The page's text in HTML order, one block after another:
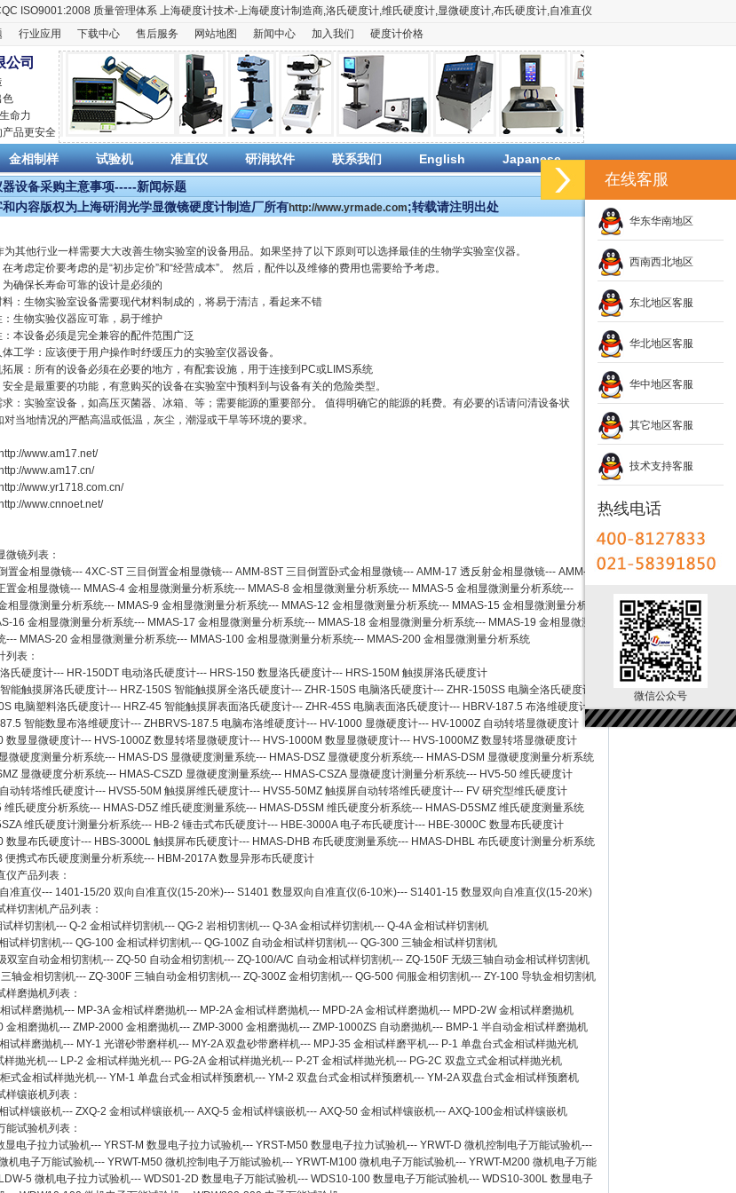
ISO9001:2008 质量管理体系 上海硬度计技术-上海硬度计制造商,洛氏硬度计,维氏硬度计,显微硬度计,布氏硬度计,自准直仪
行业应用 下载中心 售后服务 网站地图 新闻中心 加入我们 硬度计价格
公司
色
命力
产品更安全
金相制样 试验机 准直仪 研润软件 联系我们 English Japanese
设备采购主意事项-----新闻标题
内容版权为上海研润光学显微镜硬度计制造厂所有http://www.yrmade.com;转载请注明出处
为其他行业一样需要大大改善生物实验室的设备用品。如果坚持了以下原则可以选择最佳的生物学实验室仪器。
考虑定价要考虑的是“初步定价”和“经营成本”。 然后，配件以及维修的费用也需要给予考虑。
为确保长寿命可靠的设计是必须的
料：生物实验室设备需要现代材料制成的，将易于清洁，看起来不错
：生物实验仪器应可靠，易于维护
：本设备必须是完全兼容的配件范围广泛
体工学：应该便于用户操作时纾缓压力的实验室仪器设备。
拓展：所有的设备必须在必要的地方，有配套设施，用于连接到PC或LIMS系统
安全是最重要的功能，有意购买的设备在实验室中预料到与设备有关的危险类型。
求：实验室设备，如高压灭菌器、冰箱、等；需要能源的重要部分。 值得明确它的能源的耗费。有必要的话请问清设备状
对当地情况的严酷高温或低温，灰尘，潮湿或干旱等环境的要求。
http://www.am17.net/
http://www.am17.cn/
http://www.yr1718.com.cn/
http://www.cnnoet.net/
微镜列表：
置金相显微镜--- 4XC-ST 三目倒置金相显微镜--- AMM-8ST 三目倒置卧式金相显微镜--- AMM-17 透反射金相显微镜--- AMM-
置金相显微镜--- MMAS-4 金相显微测量分析系统--- MMAS-8 金相显微测量分析系统--- MMAS-5 金相显微测量分析系统---
相显微测量分析系统--- MMAS-9 金相显微测量分析系统--- MMAS-12 金相显微测量分析系统--- MMAS-15 金相显微测量分析系
16 金相显微测量分析系统--- MMAS-17 金相显微测量分析系统--- MMAS-18 金相显微测量分析系统--- MMAS-19 金相显微测
--- MMAS-20 金相显微测量分析系统--- MMAS-100 金相显微测量分析系统--- MMAS-200 金相显微测量分析系统
列表：
氏硬度计--- HR-150DT 电动洛氏硬度计--- HRS-150 数显洛氏硬度计--- HRS-150M 触摸屏洛氏硬度计
能触摸屏洛氏硬度计--- HRZ-150S 智能触摸屏全洛氏硬度计--- ZHR-150S 电脑洛氏硬度计--- ZHR-150SS 电脑全洛氏硬度计
电脑塑料洛氏硬度计--- HRZ-45 智能触摸屏表面洛氏硬度计--- ZHR-45S 电脑表面洛氏硬度计--- HBRV-187.5 布洛维硬度计
智能数显布洛维硬度计--- ZHBRVS-187.5 电脑布洛维硬度计--- HV-1000 显微硬度计--- HV-1000Z 自动转塔显微硬度计
数显显微硬度计--- HVS-1000Z 数显转塔显微硬度计--- HVS-1000M 数显显微硬度计--- HVS-1000MZ 数显转塔显微硬度计
微硬度测量分析系统--- HMAS-DS 显微硬度测量系统--- HMAS-DSZ 显微硬度分析系统--- HMAS-DSM 显微硬度测量分析系统
显微硬度分析系统--- HMAS-CSZD 显微硬度测量系统--- HMAS-CSZA 显微硬度计测量分析系统--- HV5-50 维氏硬度计
动转塔维氏硬度计--- HVS5-50M 触摸屏维氏硬度计--- HVS5-50MZ 触摸屏自动转塔维氏硬度计--- FV 研究型维氏硬度计
维氏硬度分析系统--- HMAS-D5Z 维氏硬度测量系统--- HMAS-D5SM 维氏硬度分析系统--- HMAS-D5SMZ 维氏硬度测量系统
维氏硬度计测量分析系统--- HB-2 锤击式布氏硬度计--- HBE-3000A 电子布氏硬度计--- HBE-3000C 数显布氏硬度计
数显布氏硬度计--- HBS-3000L 触摸屏布氏硬度计--- HMAS-DHB 布氏硬度测量系统--- HMAS-DHBL 布氏硬度计测量分析系统
便携式布氏硬度测量分析系统--- HBM-2017A 数显异形布氏硬度计
仪产品列表：
准直仪--- 1401-15/20 双向自准直仪(15-20米)--- S1401 数显双向自准直仪(6-10米)--- S1401-15 数显双向自准直仪(15-20米)
样切割机产品列表：
试样切割机--- Q-2 金相试样切割机--- QG-2 岩相切割机--- Q-3A 金相试样切割机--- Q-4A 金相试样切割机
试样切割机--- QG-100 金相试样切割机--- QG-100Z 自动金相试样切割机--- QG-300 三轴金相试样切割机
双室自动金相切割机--- ZQ-50 自动金相切割机--- ZQ-100/A/C 自动金相试样切割机--- ZQ-150F 无级三轴自动金相试样切割机
三轴金相切割机--- ZQ-300F 三轴自动金相切割机--- ZQ-300Z 金相切割机--- QG-500 伺服金相切割机--- ZY-100 导轨金相切割机
样磨抛机列表：
试样磨抛机--- MP-3A 金相试样磨抛机--- MP-2A 金相试样磨抛机--- MPD-2A 金相试样磨抛机--- MPD-2W 金相试样磨抛机
金相磨抛机--- ZMP-2000 金相磨抛机--- ZMP-3000 金相磨抛机--- ZMP-1000ZS 自动磨抛机--- BMP-1 半自动金相试样磨抛机
试样磨抛机--- MY-1 光谱砂带磨样机--- MY-2A 双盘砂带磨样机--- MPJ-35 金相试样磨平机--- P-1 单盘台式金相试样抛光机
样抛光机--- LP-2 金相试样抛光机--- PG-2A 金相试样抛光机--- P-2T 金相试样抛光机--- PG-2C 双盘立式金相试样抛光机
式金相试样抛光机--- YM-1 单盘台式金相试样预磨机--- YM-2 双盘台式金相试样预磨机--- YM-2A 双盘台式金相试样预磨机
样镶嵌机列表：
试样镶嵌机--- ZXQ-2 金相试样镶嵌机--- AXQ-5 金相试样镶嵌机--- AXQ-50 金相试样镶嵌机--- AXQ-100金相试样镶嵌机
能试验机列表：
显电子拉力试验机--- YRST-M 数显电子拉力试验机--- YRST-M50 数显电子拉力试验机--- YRWT-D 微机控制电子万能试验机---
机电子万能试验机--- YRWT-M50 微机控制电子万能试验机--- YRWT-M100 微机电子万能试验机--- YRWT-M200 微机电子万能
LDW-5 微机电子拉力试验机--- WDS01-2D 数显电子万能试验机--- WDS10-100 数显电子万能试验机--- WDS10-300L 数显电子
在线客服
华东华南地区
西南西北地区
东北地区客服
华北地区客服
华中地区客服
其它地区客服
技术支持客服
热线电话
微信公众号